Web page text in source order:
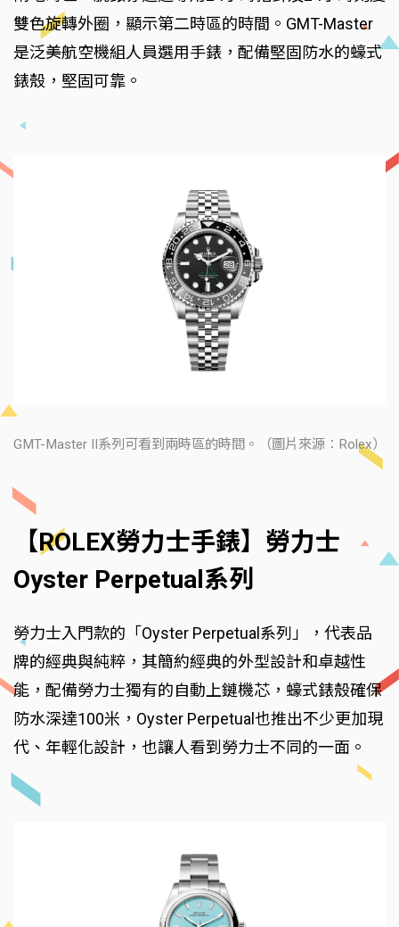
雙色旋轉外圈，顯示第二時區的時間。GMT-Master
是泛美航空機組人員選用手錶，配備堅固防水的蠔式
錶殼，堅固可靠。
GMT-Master II系列可看到兩時區的時間。（圖片來源：Rolex）
【ROLEX勞力士手錶】勞力士
Oyster Perpetual系列
勞力士入門款的「Oyster Perpetual系列」，代表品
牌的經典與純粹，其簡約經典的外型設計和卓越性
能，配備勞力士獨有的自動上鏈機芯，蠔式錶殼確保
防水深達100米，Oyster Perpetual也推出不少更加現
代、年輕化設計，也讓人看到勞力士不同的一面。